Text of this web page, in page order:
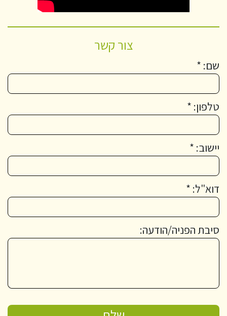
צור קשר
שם: *
טלפון: *
יישוב: *
דוא"ל: *
סיבת הפניה/הודעה: